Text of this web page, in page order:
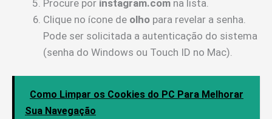
Procure por instagram.com na lista.
Clique no ícone de olho para revelar a senha.
Pode ser solicitada a autenticação do sistema
(senha do Windows ou Touch ID no Mac).
Como Limpar os Cookies do PC Para Melhorar
Sua Navegação